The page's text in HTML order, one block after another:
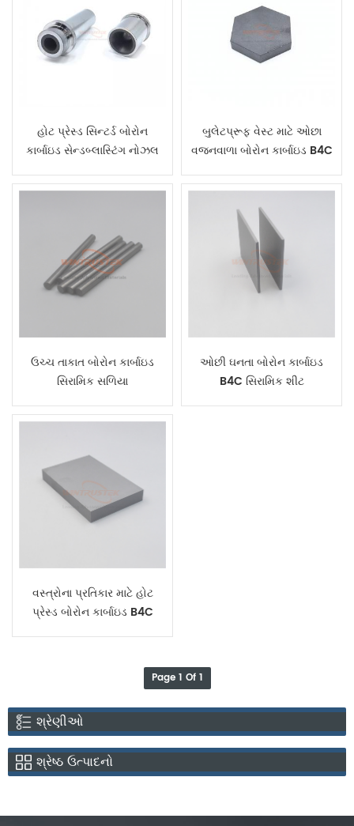
હોટ પ્રેસ્ડ સિન્ટર્ડ બોરોન
કાર્બાઇડ સેન્ડબ્લાસ્ટિંગ નોઝલ
બુલેટપ્રૂફ વેસ્ટ માટે ઓછા
વજનવાળા બોરોન કાર્બાઇડ B4C
ઉચ્ચ તાકાત બોરોન કાર્બાઇડ
સિરામિક સળિયા
ઓછી ઘનતા બોરોન કાર્બાઇડ
B4C સિરામિક શીટ
વસ્ત્રોના પ્રતિકાર માટે હોટ
પ્રેસ્ડ બોરોન કાર્બાઇડ B4C
Page 1 Of 1
શ્રેણીઓ
શ્રેષ્ઠ ઉત્પાદનો